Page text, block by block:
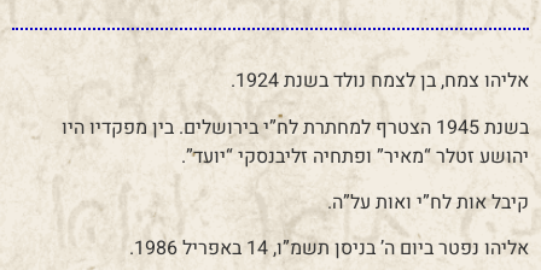
אליהו צמח, בן לצמח נולד בשנת 1924.
בשנת 1945 הצטרף למחתרת לח”י בירושלים. בין מפקדיו היו
יהושע זטלר “מאיר” ופתחיה זליבנסקי “יועד”.
קיבל אות לח”י ואות על”ה.
אליהו נפטר ביום ה’ בניסן תשמ”ו, 14 באפריל 1986.